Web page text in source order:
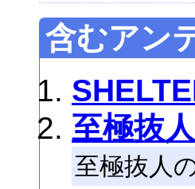
含むアン
至極抜
至極抜人